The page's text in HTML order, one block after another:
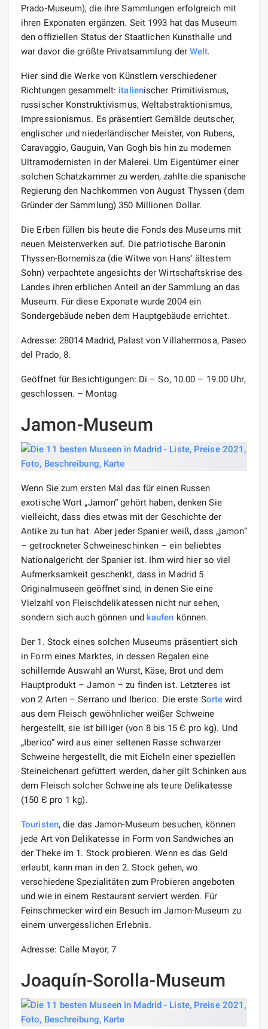
Prado-Museum), die ihre Sammlungen erfolgreich mit
ihren Exponaten ergänzen. Seit 1993 hat das Museum
den offiziellen Status der Staatlichen Kunsthalle und
war davor die größte Privatsammlung derWelt.
Hier sind die Werke von Künstlern verschiedener
Richtungen gesammelt: italienischer Primitivismus,
russischer Konstruktivismus, Weltabstraktionismus,
Impressionismus. Es präsentiert Gemälde deutscher,
englischer und niederländischer Meister, von Rubens,
Caravaggio, Gauguin, Van Gogh bis hin zu modernen
Ultramodernisten in der Malerei. Um Eigentümer einer
solchen Schatzkammer zu werden, zahlte die spanische
Regierung den Nachkommen von August Thyssen (dem
Gründer der Sammlung) 350 Millionen Dollar.
Die Erben füllen bis heute die Fonds des Museums mit
neuen Meisterwerken auf. Die patriotische Baronin
Thyssen-Bornemisza (die Witwe von Hans‘ ältestem
Sohn) verpachtete angesichts der Wirtschaftskrise des
Landes ihren erblichen Anteil an der Sammlung an das
Museum. Für diese Exponate wurde 2004 ein
Sondergebäude neben dem Hauptgebäude errichtet.
Adresse: 28014 Madrid, Palast von Villahermosa, Paseo
del Prado, 8.
Geöffnet für Besichtigungen: Di – So, 10.00 – 19.00 Uhr,
geschlossen. – Montag
Jamon-Museum
Wenn Sie zum ersten Mal das für einen Russen
exotische Wort „Jamon“ gehört haben, denken Sie
vielleicht, dass dies etwas mit der Geschichte der
Antike zu tun hat. Aber jeder Spanier weiß, dass „jamon“
– getrockneter Schweineschinken – ein beliebtes
Nationalgericht der Spanier ist. Ihm wird hier so viel
Aufmerksamkeit geschenkt, dass in Madrid 5
Originalmuseen geöffnet sind, in denen Sie eine
Vielzahl von Fleischdelikatessen nicht nur sehen,
sondern sich auch gönnen und kaufen können.
Der 1. Stock eines solchen Museums präsentiert sich
in Form eines Marktes, in dessen Regalen eine
schillernde Auswahl an Wurst, Käse, Brot und dem
Hauptprodukt – Jamon – zu finden ist. Letzteres ist
von 2 Arten – Serrano und Iberico. Die erste Sorte wird
aus dem Fleisch gewöhnlicher weißer Schweine
hergestellt, sie ist billiger (von 8 bis 15 Є pro kg). Und
„Iberico“ wird aus einer seltenen Rasse schwarzer
Schweine hergestellt, die mit Eicheln einer speziellen
Steineichenart gefüttert werden, daher gilt Schinken aus
dem Fleisch solcher Schweine als teure Delikatesse
(150 Є pro 1 kg).
Touristen, die das Jamon-Museum besuchen, können
jede Art von Delikatesse in Form von Sandwiches an
der Theke im 1. Stock probieren. Wenn es das Geld
erlaubt, kann man in den 2. Stock gehen, wo
verschiedene Spezialitäten zum Probieren angeboten
und wie in einem Restaurant serviert werden. Für
Feinschmecker wird ein Besuch im Jamon-Museum zu
einem unvergesslichen Erlebnis.
Adresse: Calle Mayor, 7
Joaquín-Sorolla-Museum